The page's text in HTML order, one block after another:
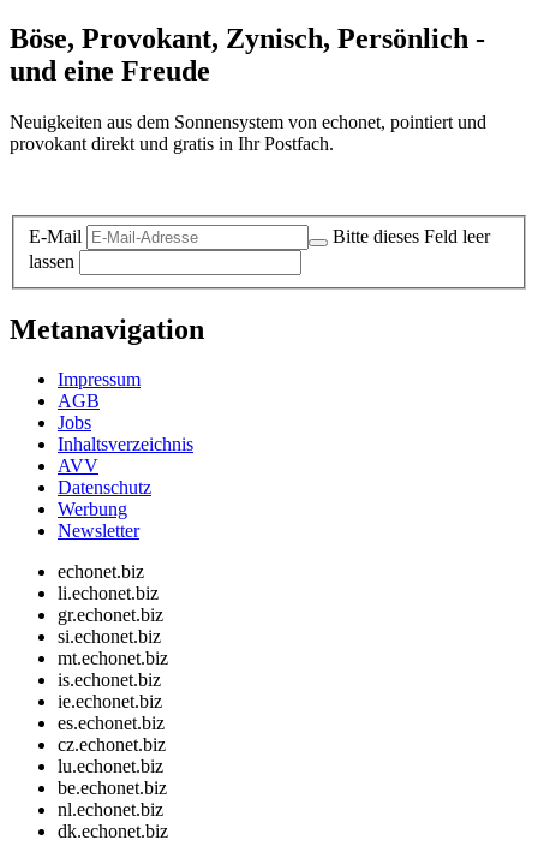
Böse, Provokant, Zynisch, Persönlich -
und eine Freude
Neuigkeiten aus dem Sonnensystem von echonet, pointiert und
provokant direkt und gratis in Ihr Postfach.
E-Mail
Bitte dieses Feld leer
lassen
Metanavigation
Impressum
AGB
Jobs
Inhaltsverzeichnis
AVV
Datenschutz
Werbung
Newsletter
echonet.biz
li.echonet.biz
gr.echonet.biz
si.echonet.biz
mt.echonet.biz
is.echonet.biz
ie.echonet.biz
es.echonet.biz
cz.echonet.biz
lu.echonet.biz
be.echonet.biz
nl.echonet.biz
dk.echonet.biz